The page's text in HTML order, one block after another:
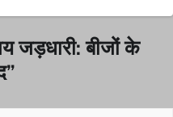
जड़धारी: बीजों के
”